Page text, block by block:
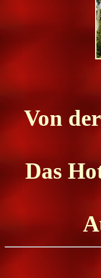
Von
Das